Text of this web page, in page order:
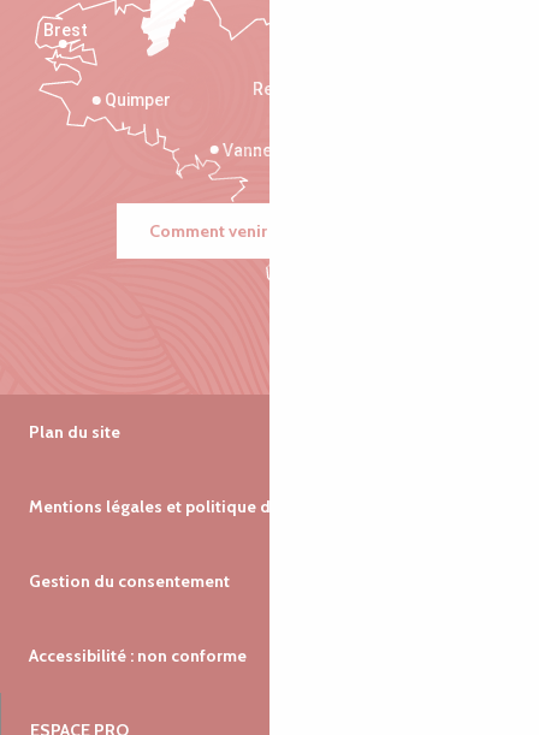
Rennes
Vannes
Quimper
Brest
Comment venir ?
Plan du site
Mentions légales et politique de confidentialité
Gestion du consentement
Accessibilité : non conforme
ESPACE PRO